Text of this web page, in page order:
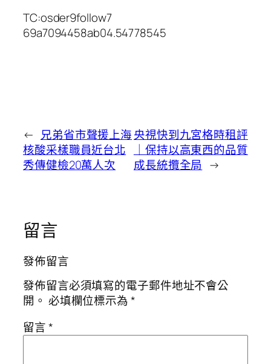
TC:osder9follow7
69a7094458ab04.54778545
← 兄弟省市聲援上海
核酸采樣職員近台北
秀傳健檢20萬人次
央視快到九宮格時租評
｜保持以高東西的品質
成長統攬全局 →
留言
發佈留言
發佈留言必須填寫的電子郵件地址不會公
開。 必填欄位標示為*
留言*